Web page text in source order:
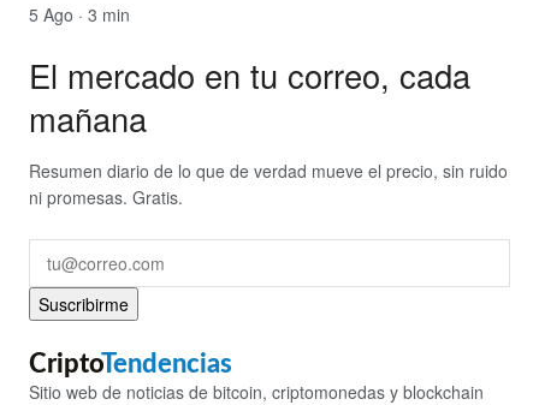
5 Ago · 3 min
El mercado en tu correo, cada
mañana
Resumen diario de lo que de verdad mueve el precio, sin ruido
ni promesas. Gratis.
Suscribirme
CriptoTendencias
Sitio web de noticias de bitcoin, criptomonedas y blockchain